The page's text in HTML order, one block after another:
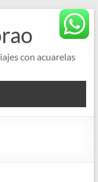
con acuarelas